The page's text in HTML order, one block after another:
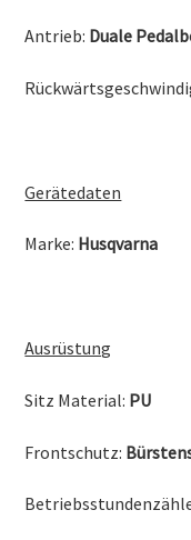
Antrieb: Duale
Gerätedaten
Marke: Husqvarna
Ausrüstung
Sitz Material: PU
Frontschutz: